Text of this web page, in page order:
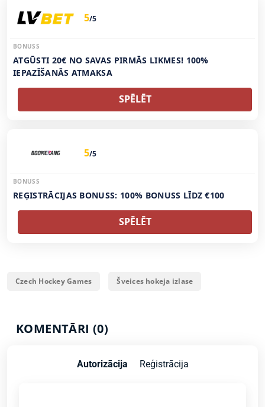
5/5
BONUSS
ATGŪSTI 20€ NO SAVAS PIRMĀS LIKMES! 100%
IEPAZĪŠANĀS ATMAKSA
SPĒLĒT
5/5
BONUSS
REĢISTRĀCIJAS BONUSS: 100% BONUSS LĪDZ €100
SPĒLĒT
Czech Hockey Games Šveices hokeja izlase
KOMENTĀRI (0)
Autorizācija Reģistrācija